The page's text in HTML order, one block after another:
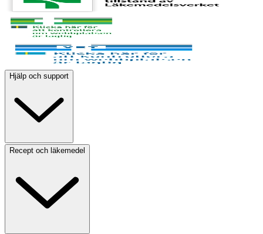
Hjälp och support
Recept och läkemedel